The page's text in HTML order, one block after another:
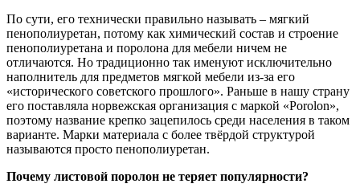
По сути, его технически правильно называть – мягкий
пенополиуретан, потому как химический состав и строение
пенополиуретана и поролона для мебели ничем не
отличаются. Но традиционно так именуют исключительно
наполнитель для предметов мягкой мебели из-за его
«исторического советского прошлого». Раньше в нашу страну
его поставляла норвежская организация с маркой «Porolon»,
поэтому название крепко зацепилось среди населения в таком
варианте. Марки материала с более твёрдой структурой
называются просто пенополиуретан.
Почему листовой поролон не теряет популярности?